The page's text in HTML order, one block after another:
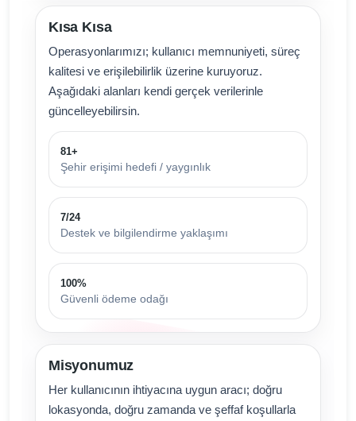
Kısa Kısa
Operasyonlarımızı; kullanıcı memnuniyeti, süreç
kalitesi ve erişilebilirlik üzerine kuruyoruz.
Aşağıdaki alanları kendi gerçek verilerinle
güncelleyebilirsin.
81+
Şehir erişimi hedefi / yaygınlık
7/24
Destek ve bilgilendirme yaklaşımı
100%
Güvenli ödeme odağı
Misyonumuz
Her kullanıcının ihtiyacına uygun aracı; doğru
lokasyonda, doğru zamanda ve şeffaf koşullarla